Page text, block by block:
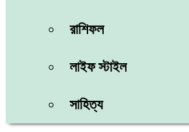
রাশিফল
লাইফ স্টাইল
সাহিত্য